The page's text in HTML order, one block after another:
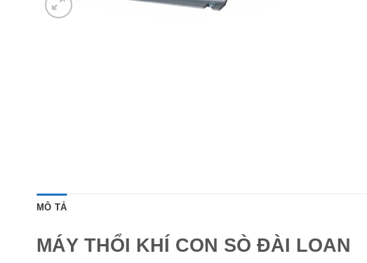
MÔ TẢ
MÁY THỔI KHÍ CON SÒ ĐÀI LOAN